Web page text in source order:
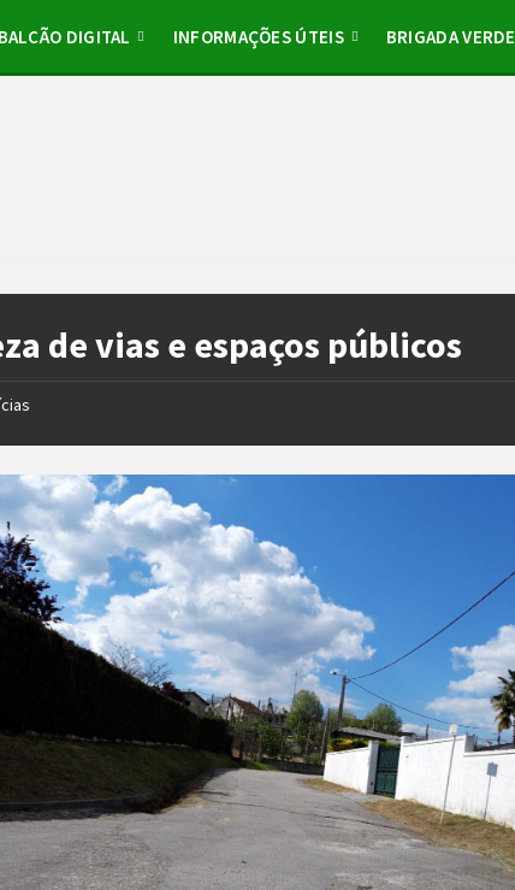
BALCÃO DIGITAL INFORMAÇÕES ÚTEIS BRIGADA VERDE
de vias e espaços públicos